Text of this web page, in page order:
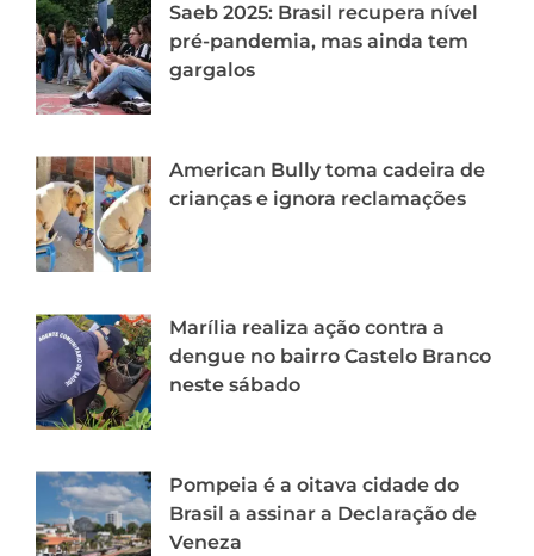
Saeb 2025: Brasil recupera nível
pré-pandemia, mas ainda tem
gargalos
American Bully toma cadeira de
crianças e ignora reclamações
Marília realiza ação contra a
dengue no bairro Castelo Branco
neste sábado
Pompeia é a oitava cidade do
Brasil a assinar a Declaração de
Veneza